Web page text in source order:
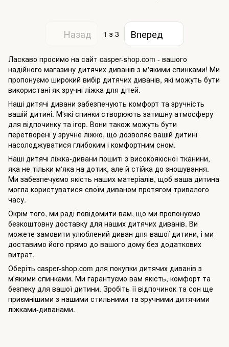
Назад 1 з 3 Вперед
Ласкаво просимо на сайт casper-shop.com - вашого
надійного магазину дитячих диванів з м'якими спинками! Ми
пропонуємо широкий вибір дитячих диванів, які можуть бути
використані як зручні ліжка для дітей.
Наші дитячі дивани забезпечують комфорт та зручність
вашій дитині. М'які спинки створюють затишну атмосферу
для відпочинку та ігор. Вони також можуть бути
перетворені у зручне ліжко, що дозволяє вашій дитині
насолоджуватися глибоким і комфортним сном.
Наші дитячі ліжка-дивани пошиті з високоякісної тканини,
яка не тільки м'яка на дотик, але й стійка до зношування.
Ми забезпечуємо якість наших матеріалів, щоб ваша дитина
могла користуватися своїм диваном протягом тривалого
часу.
Окрім того, ми раді повідомити вам, що ми пропонуємо
безкоштовну доставку для наших дитячих диванів. Ви
можете замовити улюблений диван для вашої дитини, і ми
доставимо його прямо до вашого дому без додаткових
витрат.
Оберіть casper-shop.com для покупки дитячих диванів з
м'якими спинками. Ми гарантуємо вам якість, комфорт та
безпеку для вашої дитини. Зробіть її відпочинок та сон ще
приємнішими з нашими стильними та зручними дитячими
ліжками-диванами.